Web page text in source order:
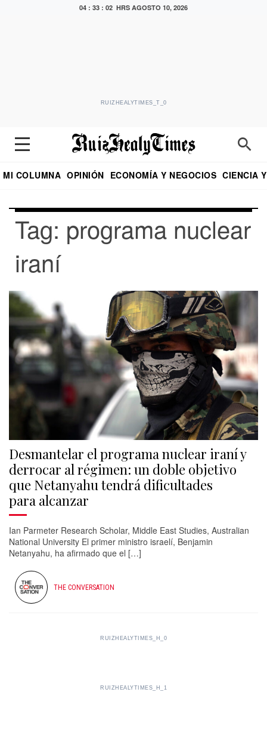
04 : 33 : 02 HRS AGOSTO 10, 2026
RUIZHEALYTIMES_T_0
MI COLUMNA OPINIÓN ECONOMÍA Y NEGOCIOS CIENCIA
Tag: programa nuclear
iraní
Desmantelar el programa nuclear iraní y
derrocar al régimen: un doble objetivo
que Netanyahu tendrá dificultades
para alcanzar
Ian Parmeter Research Scholar, Middle East Studies, Australian
National University El primer ministro israelí, Benjamin
Netanyahu, ha afirmado que el […]
THE CONVERSATION
RUIZHEALYTIMES_H_0
RUIZHEALYTIMES_H_1